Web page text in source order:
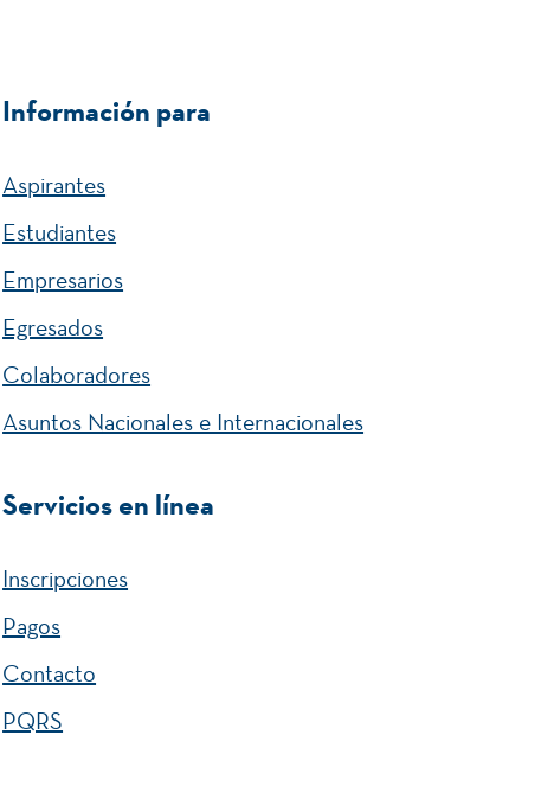
Información para
Aspirantes
Estudiantes
Empresarios
Egresados
Colaboradores
Asuntos Nacionales e Internacionales
Servicios en línea
Inscripciones
Pagos
Contacto
PQRS